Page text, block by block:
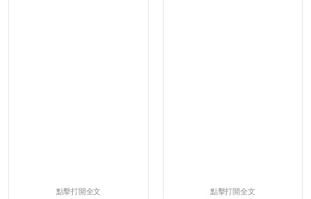
點擊打開全文 點擊打開全文